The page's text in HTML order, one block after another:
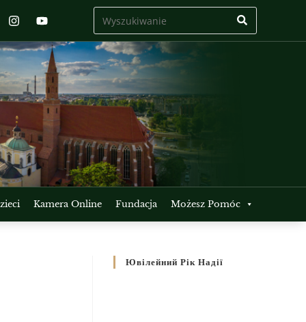
Kamera Online Fundacja Możesz Pomóc
Ювілейний Рік Надії